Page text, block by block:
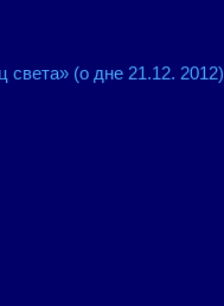
(о дне 21.12. 2012)